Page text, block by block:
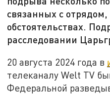
связанных с
обстоятельствах.
расследовании
20 августа 2024 года в
телеканалу Welt TV
Федеральной